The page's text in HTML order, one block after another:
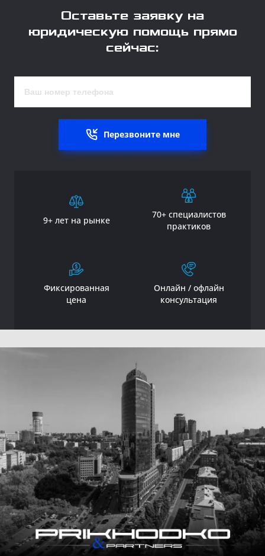
Оставьте заявку на
юридическую помощь прямо
сейчас:
Перезвоните мне
9+ лет на рынке
70+ специалистов
практиков
Фиксированная
цена
Онлайн / офлайн
консультация